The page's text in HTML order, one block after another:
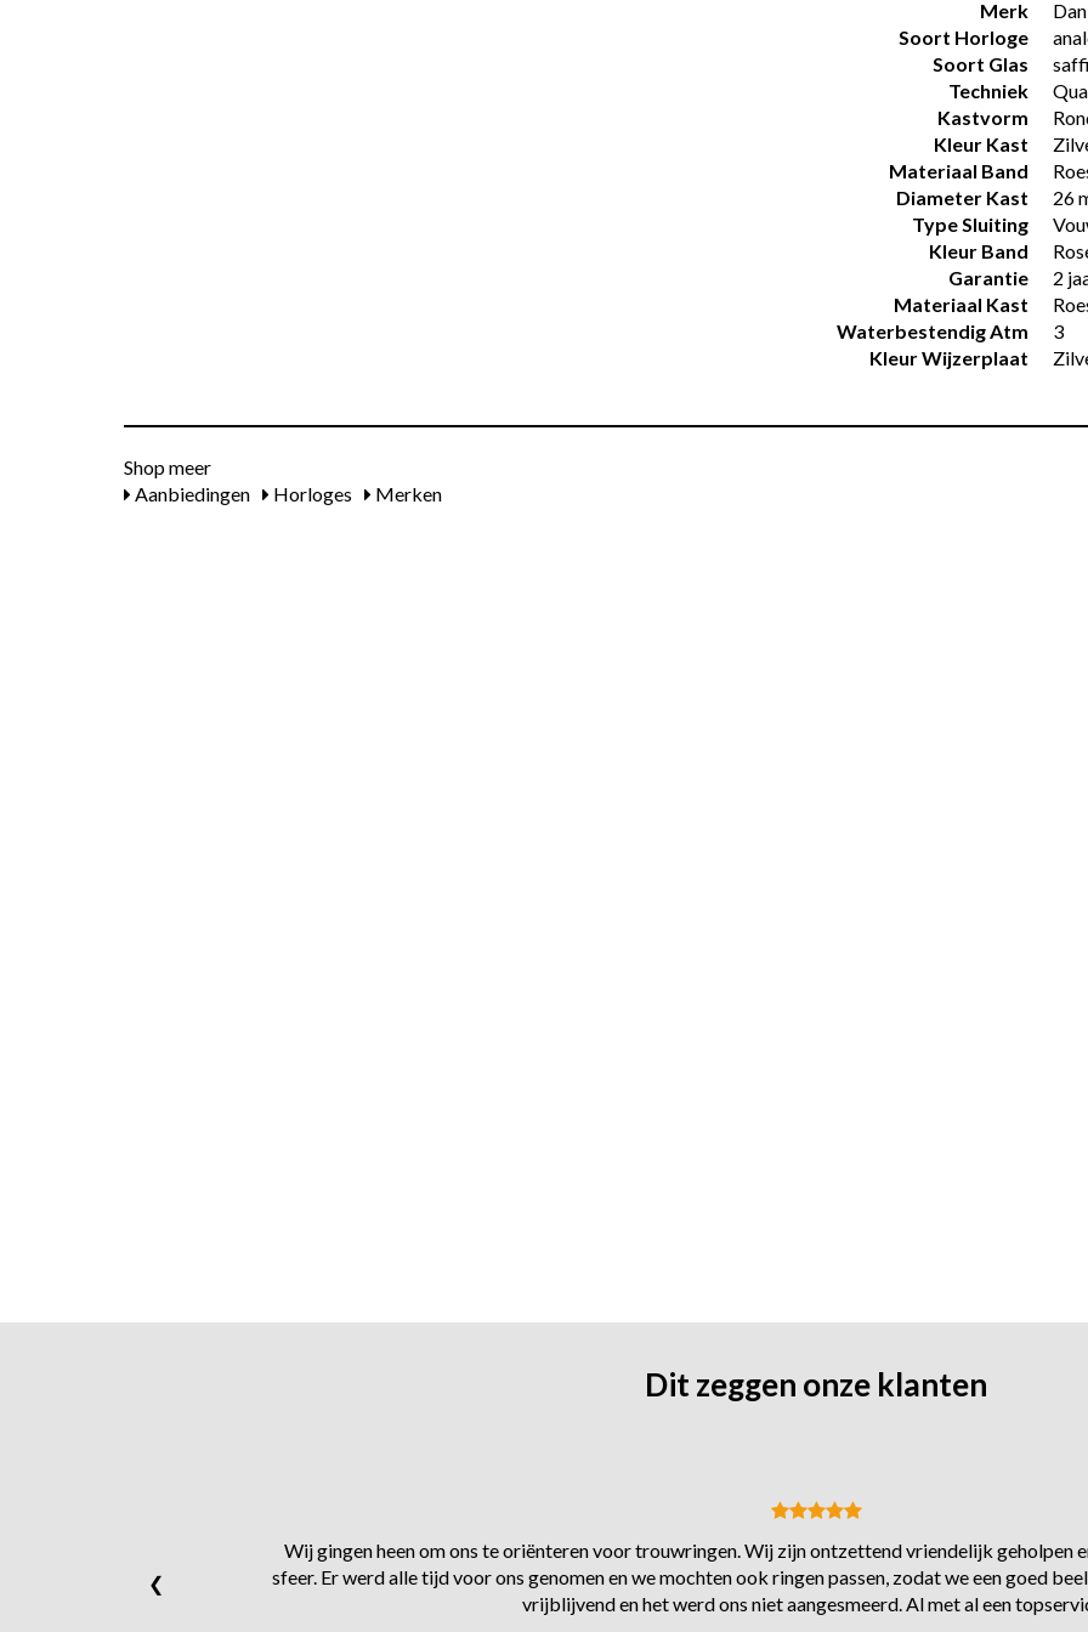
Merk
Soort Horloge
Soort Glas
Techniek
Kastvorm
Kleur Kast
Materiaal Band
Diameter Kast
26
Type Sluiting
Kleur Band
Garantie
2
Materiaal Kast
Waterbestendig Atm
3
Kleur Wijzerplaat
Shop meer
Aanbiedingen
Horloges Merken
Dit zeggen onze klanten
Wij gingen heen om ons te oriënteren voor trouwringen. Wij zijn ontzettend vriendelijk geholpen
sfeer. Er werd alle tijd voor ons genomen en we mochten ook ringen passen, zodat we een goed
vrijblijvend en het werd ons niet aangesmeerd. Al met al een
❮